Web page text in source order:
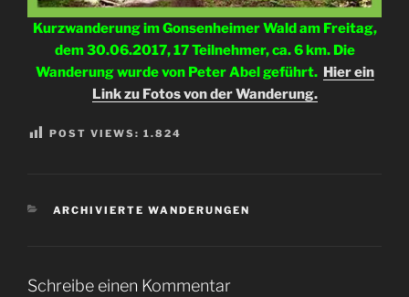
Kurzwanderung im Gonsenheimer Wald am Freitag,
dem 30.06.2017, 17 Teilnehmer, ca. 6 km. Die
Wanderung wurde von Peter Abel geführt. Hier ein
Link zu Fotos von der Wanderung.
POST VIEWS: 1.824
KATEGORIEN
ARCHIVIERTE WANDERUNGEN
Schreibe einen Kommentar